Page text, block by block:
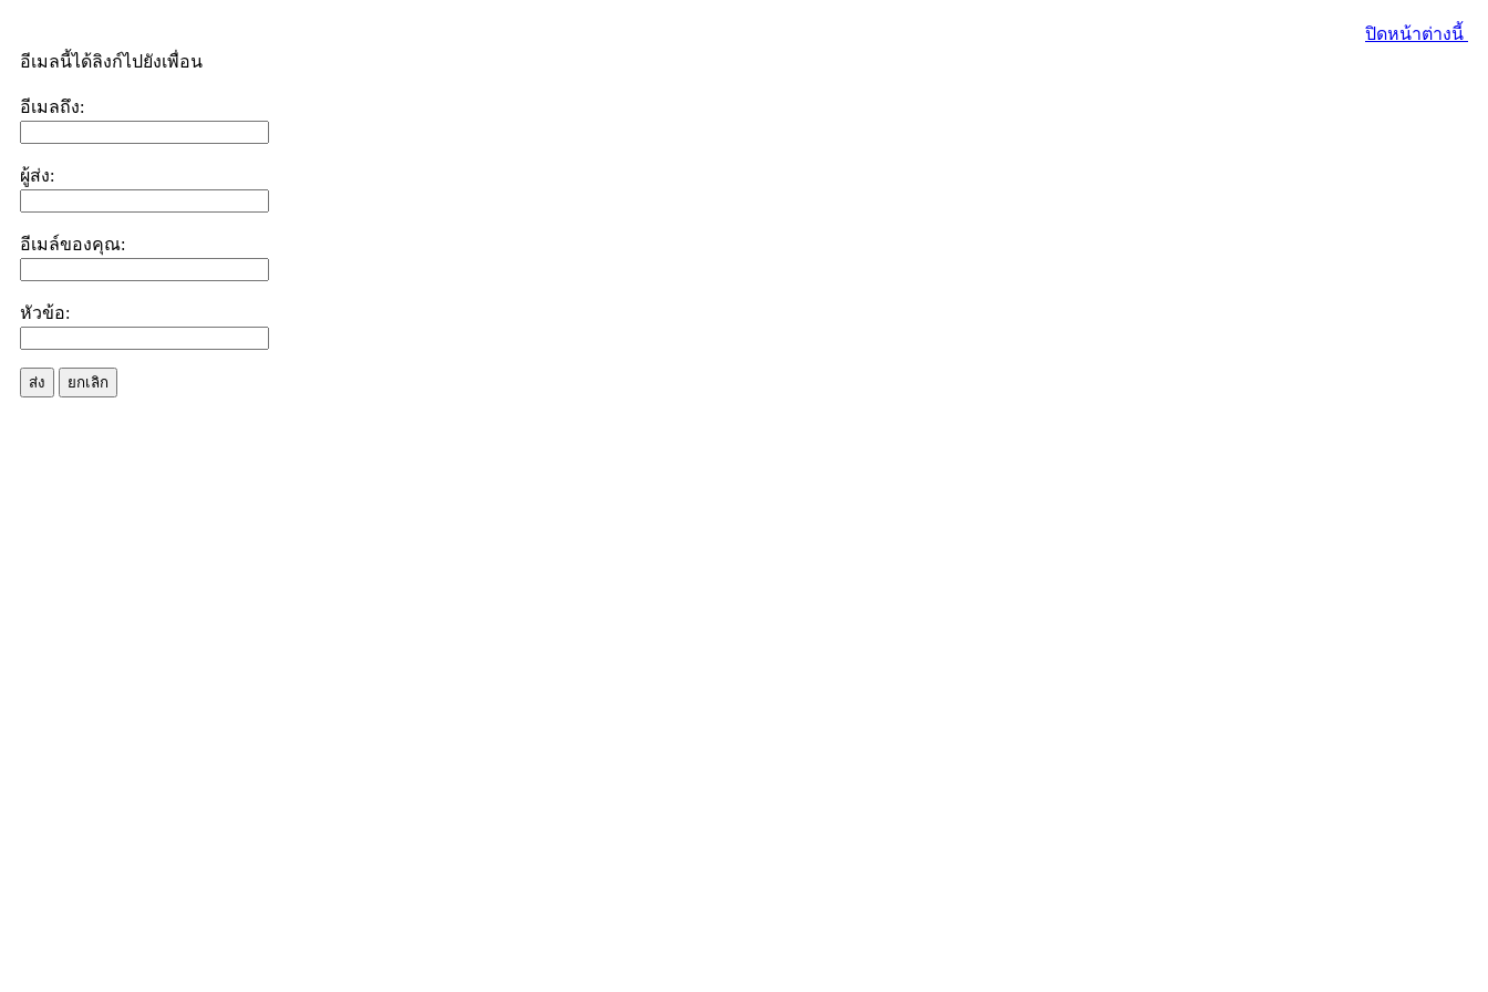
ปิดหน้าต่างนี้
อีเมลนี้ได้ลิงก์ไปยังเพื่อน
อีเมลถึง:
ผู้ส่ง:
อีเมล์ของคุณ:
หัวข้อ:
ส่ง ยกเลิก